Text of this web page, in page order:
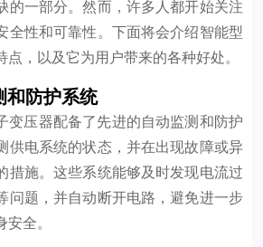
的一部分。然而，许多人都开始关注
全性和可靠性。下面将会介绍智能型
，以及它为用户带来的各种好处。
和防护系统
变压器配备了先进的自动监测和防护
供电系统的状态，并在出现故障或异
措施。这些系统能够及时发现电流过
问题，并自动断开电路，避免进一步
全。